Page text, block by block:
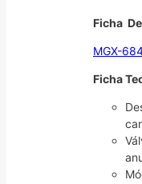
Ficha
MGX-
Ficha